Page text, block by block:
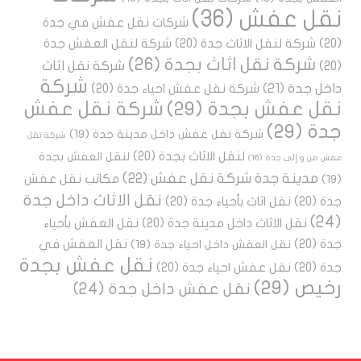
نقل عفش (36)
شركات نقل عفش في جدة
(20)
شركة لنقل الاثاث جدة (20)
شركة لنقل العفش جدة
(20)
شركة نقل اثاث بجدة (26)
شركة نقل اثاث
داخل جدة (21) شركة نقل عفش احياء جدة (20)
شركة
نقل عفش بجدة (29)
شركة نقل عفش
جدة (29) شركة نقل عفش داخل مدينة جدة (19) شركة نقل
عفش من و إلى جدة (16) لنقل الاثاث بجدة (20)
لنقل العفش بجدة
(19)
مدينة جدة شركة نقل عفش (22)
مكاتب نقل عفش
جدة (20) نقل اثاث بأحياء جدة (20)
نقل الاثاث داخل جدة
(24)
نقل الاثاث داخل مدينة جدة (20)
نقل العفش بأحياء
جدة (20) نقل العفش داخل احياء جدة (19)
نقل العفش في
جدة (20) نقل عفش احياء جدة (20)
نقل عفش بجدة
رخيص (29) نقل عفش داخل جدة (24)